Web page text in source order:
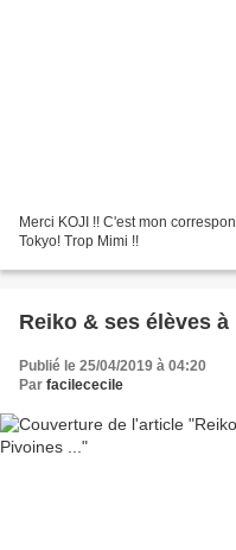
Merci KOJI !! C'est mon
Tokyo! Trop Mimi !!
Reiko & ses élèves
Publié le 25/04/2019 à 04:20
Par facilececile